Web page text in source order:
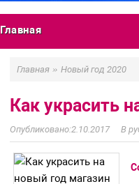
Главная
Главная » Новый год 2020
Как украсить
2.10.2017